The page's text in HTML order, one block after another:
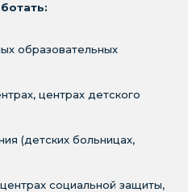
образовательных
центрах детского
(детских больницах,
социальной защиты,